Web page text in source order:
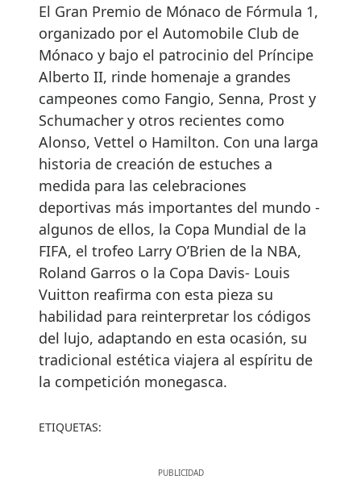
El Gran Premio de Mónaco de Fórmula 1,
organizado por el Automobile Club de
Mónaco y bajo el patrocinio del Príncipe
Alberto II, rinde homenaje a grandes
campeones como Fangio, Senna, Prost y
Schumacher y otros recientes como
Alonso, Vettel o Hamilton. Con una larga
historia de creación de estuches a
medida para las celebraciones
deportivas más importantes del mundo -
algunos de ellos, la Copa Mundial de la
FIFA, el trofeo Larry O’Brien de la NBA,
Roland Garros o la Copa Davis- Louis
Vuitton reafirma con esta pieza su
habilidad para reinterpretar los códigos
del lujo, adaptando en esta ocasión, su
tradicional estética viajera al espíritu de
la competición monegasca.
ETIQUETAS: